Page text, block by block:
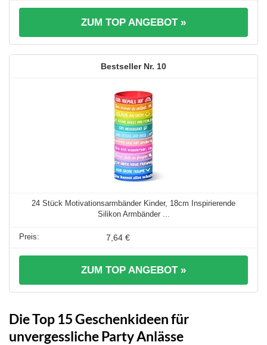
ZUM TOP ANGEBOT »
10
24 Stück Motivationsarmbänder Kinder, 18cm Inspirierende
Silikon Armbänder ...
7,64 €
ZUM TOP ANGEBOT »
Die Top 15 Geschenkideen für
unvergessliche Party Anlässe